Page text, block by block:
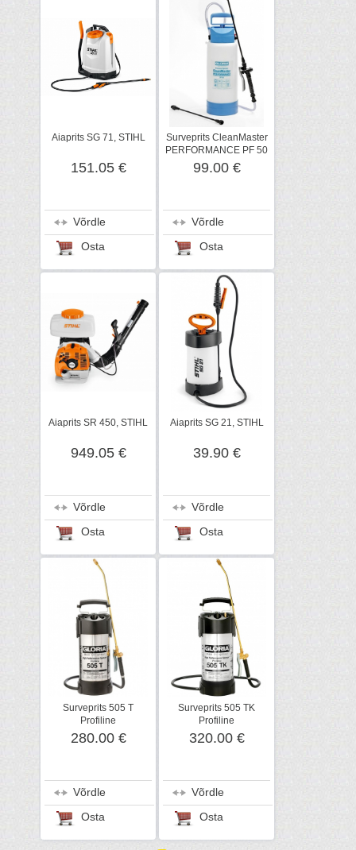
Aiaprits SG 71, STIHL
151.05 €
Võrdle
Osta
Surveprits CleanMaster
PERFORMANCE PF 50
99.00 €
Võrdle
Osta
Aiaprits SR 450, STIHL
949.05 €
Võrdle
Osta
Aiaprits SG 21, STIHL
39.90 €
Võrdle
Osta
Surveprits 505 T
Profiline
280.00 €
Võrdle
Osta
Surveprits 505 TK
Profiline
320.00 €
Võrdle
Osta